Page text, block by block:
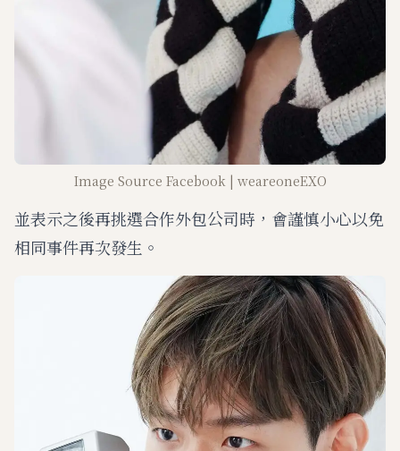
Image Source Facebook | weareoneEXO
並表示之後再挑選合作外包公司時，會謹慎小心以免
相同事件再次發生。